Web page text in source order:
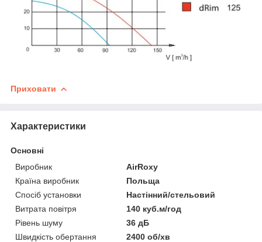
Приховати
Характеристики
Основні
Виробник
AirRoxy
Країна виробник
Польща
Спосіб установки
Настінний/стельовий
Витрата повітря
140 куб.м/год
Рівень шуму
36 дБ
Швидкість обертання
2400 об/хв